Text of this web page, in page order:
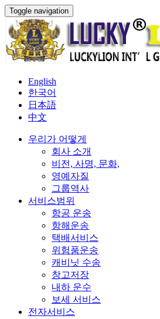
Toggle navigation
English
한국어
日本語
中文
우리가 어떻게
회사 소개
비전, 사명, 문화,
영예자질
그룹역사
서비스범위
항공 운송
항해운송
택배서비스
위험품운송
캐비닛 수송
창고저장
내하 운수
보세 서비스
전자서비스